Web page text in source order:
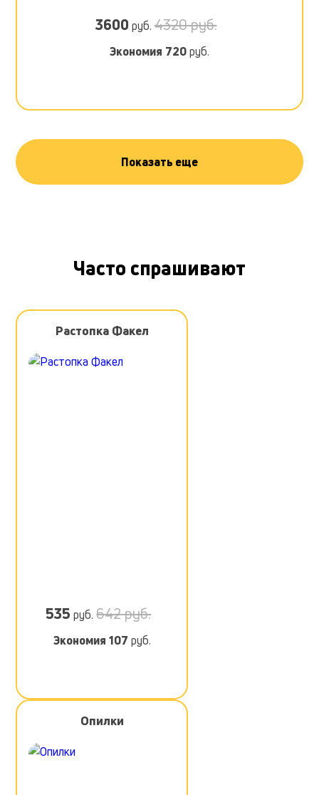
3600 руб.4320 руб.
Экономия 720руб.
Показать еще
Часто спрашивают
Растопка Факел
535 руб.642 руб.
Экономия 107 руб.
Опилки